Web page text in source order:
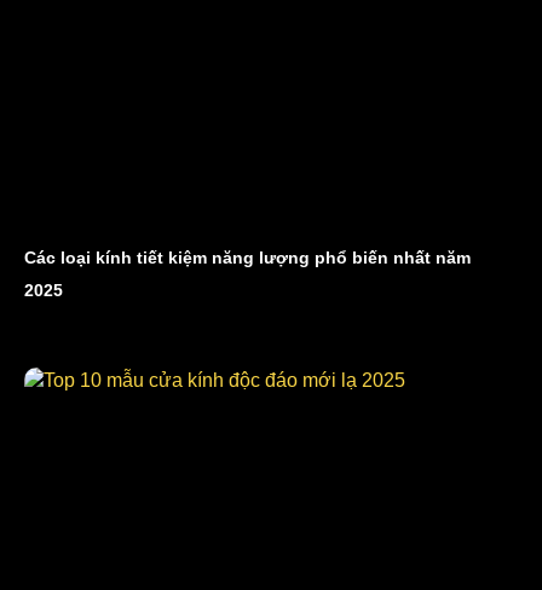
Các loại kính tiết kiệm năng lượng phổ biến nhất năm
2025